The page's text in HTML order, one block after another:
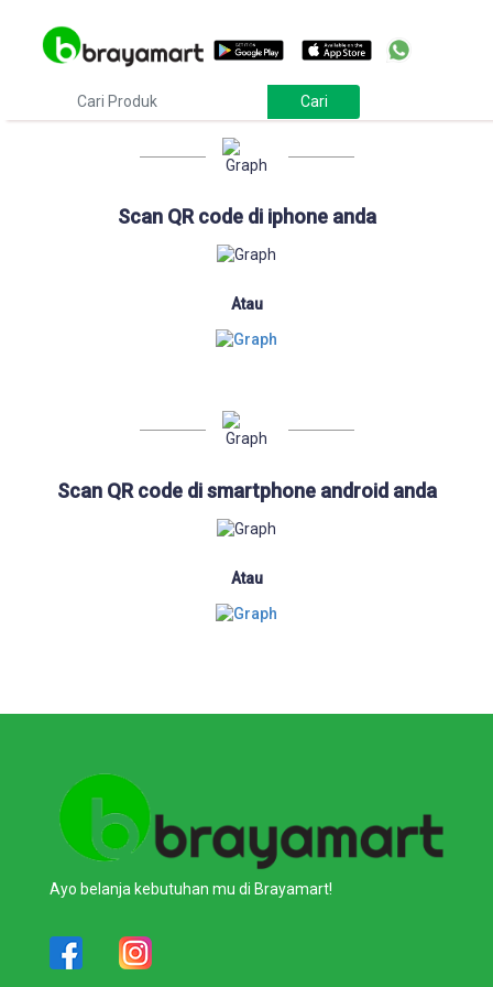
Download
Scan QR code di iphone anda
Atau
Scan QR code di smartphone android anda
Atau
Ayo belanja kebutuhan mu di Brayamart!